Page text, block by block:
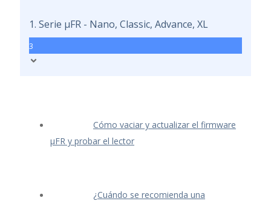
1. Serie μFR - Nano, Classic, Advance, XL
3
Cómo vaciar y actualizar el firmware
μFR y probar el lector
¿Cuándo se recomienda una